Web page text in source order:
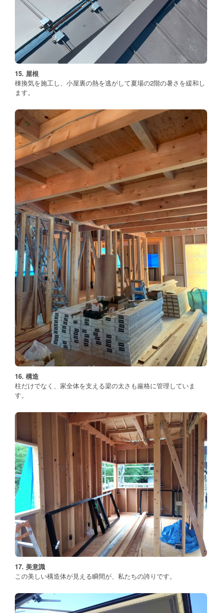
15. 屋根
棟換気を施工し、小屋裏の熱を逃がして夏場の2階の暑さを緩和し
ます。
16. 構造
柱だけでなく、家全体を支える梁の太さも厳格に管理していま
す。
17. 美意識
この美しい構造体が見える瞬間が、私たちの誇りです。